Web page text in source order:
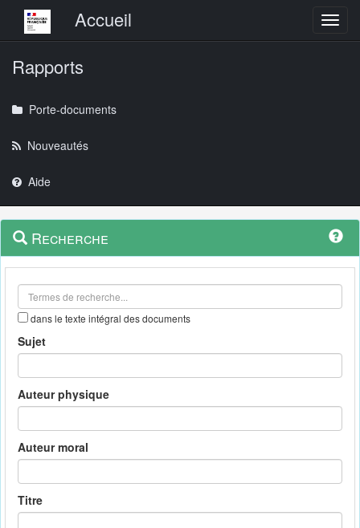
Menu principalAccueil
Rapports
Porte-documents
Nouveautés
Aide
Navigation
outils
Menu
contextuel
Recherche
dans le texte intégral des documents
Sujet
Auteur physique
Auteur moral
Titre